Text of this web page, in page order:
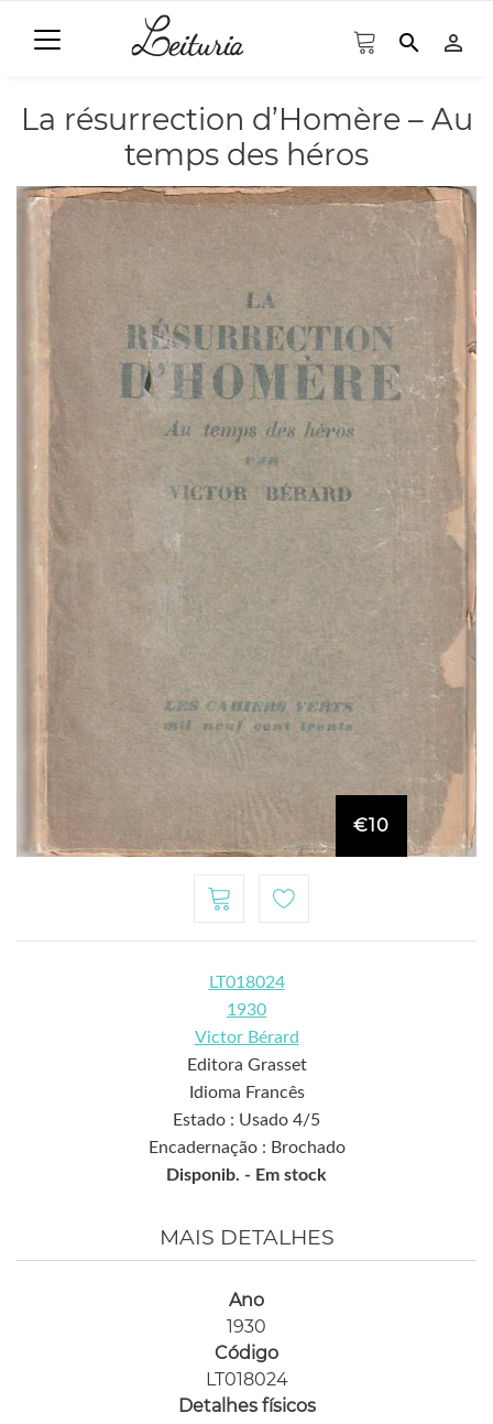
search person_outline
La résurrection d’Homère – Au
temps des héros
€10
LT018024
1930
Victor Bérard
Editora Grasset
Idioma Francês
Estado : Usado 4/5
Encadernação : Brochado
Disponib. - Em stock
MAIS DETALHES
Ano
1930
Código
LT018024
Detalhes físicos